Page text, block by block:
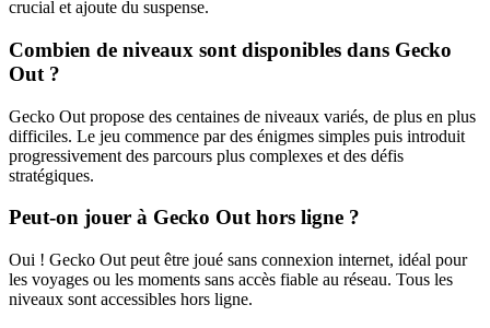
crucial et ajoute du suspense.
Combien de niveaux sont disponibles dans Gecko
Out ?
Gecko Out propose des centaines de niveaux variés, de plus en plus
difficiles. Le jeu commence par des énigmes simples puis introduit
progressivement des parcours plus complexes et des défis
stratégiques.
Peut-on jouer à Gecko Out hors ligne ?
Oui ! Gecko Out peut être joué sans connexion internet, idéal pour
les voyages ou les moments sans accès fiable au réseau. Tous les
niveaux sont accessibles hors ligne.